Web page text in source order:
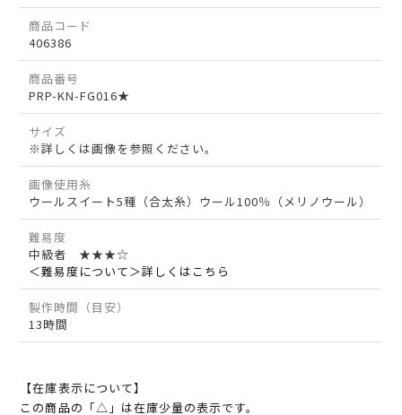
商品コード
406386
商品番号
PRP-KN-FG016★
サイズ
※詳しくは画像を参照ください。
画像使用糸
ウールスイート5種（合太糸）ウール100％（メリノウール）
難易度
中級者 ★★★☆
＜難易度について＞詳しくはこちら
製作時間（目安）
13時間
【在庫表示について】
この商品の「△」は在庫少量の表示です。